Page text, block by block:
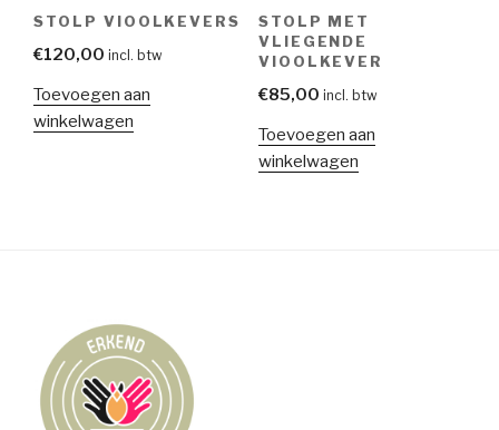
STOLP VIOOLKEVERS
€120,00 incl. btw
Toevoegen aan
winkelwagen
STOLP MET
VLIEGENDE
VIOOLKEVER
€85,00 incl. btw
Toevoegen aan
winkelwagen